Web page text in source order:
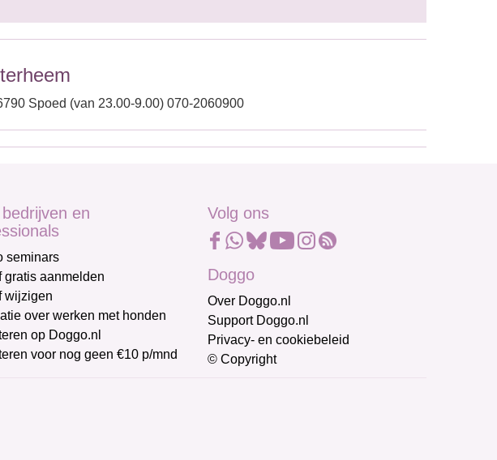
Spoed (van 23.00-9.00) 070-2060900
en
seminars
gratis aanmelden
wijzigen
over werken met honden
op Doggo.nl
voor nog geen €10 p/mnd
Volg ons
Doggo
Over Doggo.nl
Support Doggo.nl
Privacy- en cookiebeleid
© Copyright